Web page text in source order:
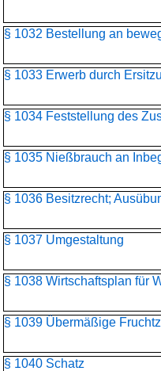
§ 1032 Bestellung an
§ 1033 Erwerb durch
§ 1034 Feststellung des
§ 1035 Nießbrauch an
§ 1036 Besitzrecht;
§ 1037 Umgestaltung
§ 1038 Wirtschaftsplan für
§ 1039 Übermäßige
§ 1040 Schatz